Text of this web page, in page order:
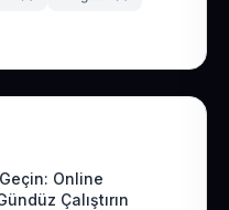
Online
Çalıştırın